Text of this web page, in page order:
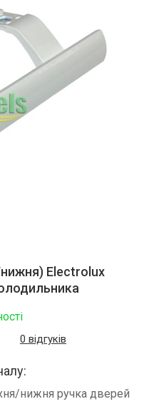
Electrolux
0 відгуків
нижня ручка дверей